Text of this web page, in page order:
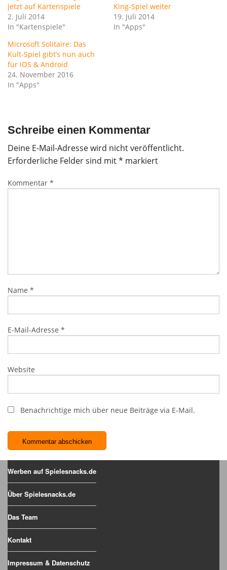
jetzt auf Kartenspiele
2. Juli 2014
In "Kartenspiele"
King-Spiel weiter
19. Juli 2014
In "Apps"
Microsoft Solitaire: Das
Kult-Spiel gibt’s nun auch
für iOS & Android
24. November 2016
In "Apps"
Schreibe einen Kommentar
Deine E-Mail-Adresse wird nicht veröffentlicht.
Erforderliche Felder sind mit* markiert
Kommentar *
Name *
E-Mail-Adresse *
Website
Benachrichtige mich über neue Beiträge via E-Mail.
Werben auf Spielesnacks.de
Über Spielesnacks.de
Das Team
Kontakt
Impressum & Datenschutz